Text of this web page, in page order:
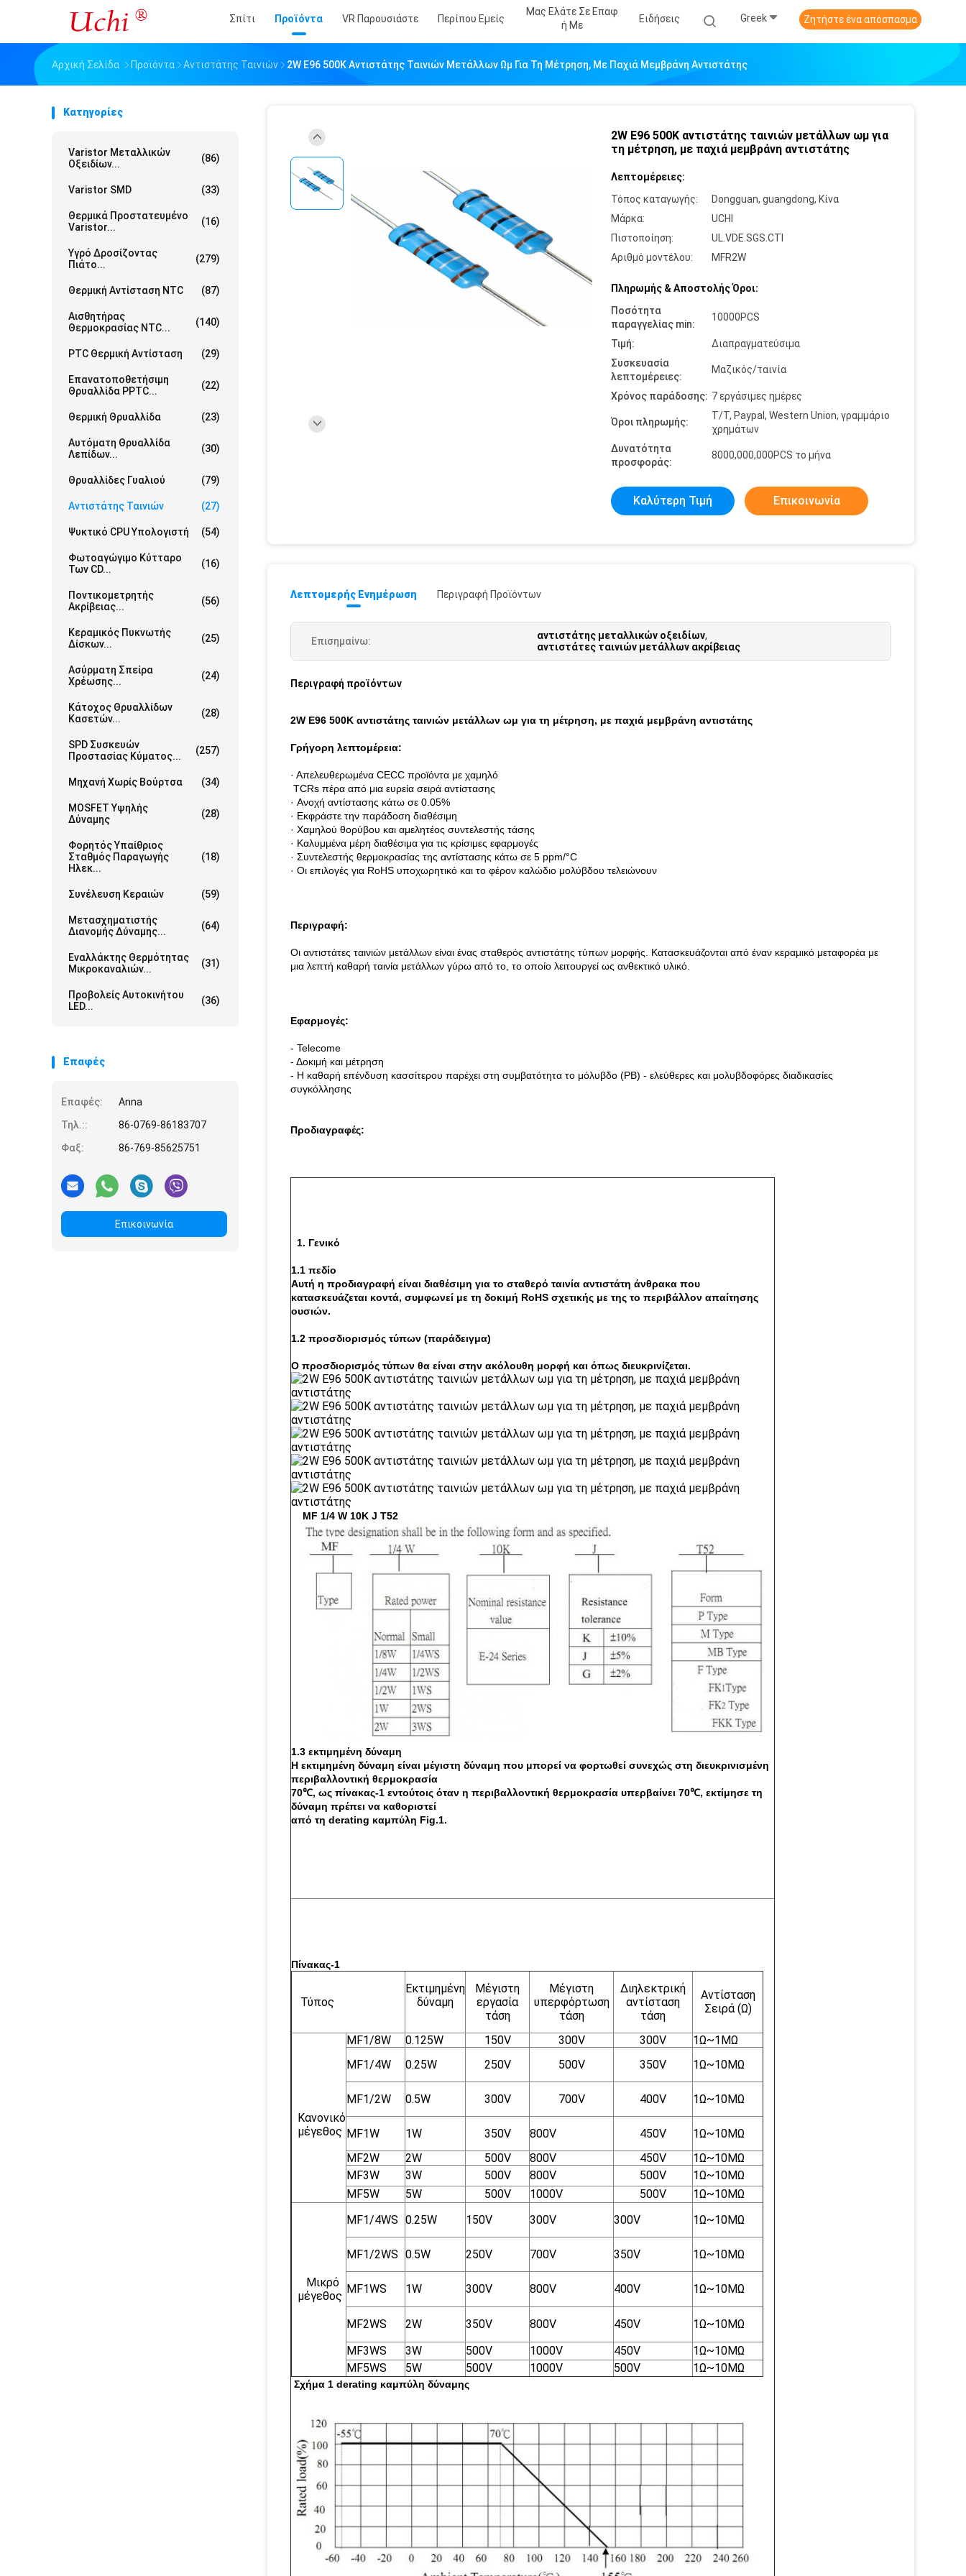
Σπίτι Προϊόντα VR Παρουσιάστε Περίπου Εμείς
Μας Ελάτε Σε Επαφ
Ή Με
Ειδήσεις Greek Ζητήστε ένα απόσπασμα
Αρχική Σελίδα Προϊόντα Αντιστάτης Ταινιών 2W E96 500K Αντιστάτης Ταινιών Μετάλλων Ωμ Για Τη Μέτρηση, Με Παχιά Μεμβράνη Αντιστάτης
Κατηγορίες
Varistor Μεταλλικών
Οξειδίων...
(86)
Varistor SMD (33)
Θερμικά Προστατευμένο
Varistor...
(16)
Υγρό Δροσίζοντας
Πιάτο...
(279)
Θερμική Αντίσταση NTC (87)
Αισθητήρας
Θερμοκρασίας NTC...
(140)
PTC Θερμική Αντίσταση (29)
Επανατοποθετήσιμη
Θρυαλλίδα PPTC...
(22)
Θερμική Θρυαλλίδα (23)
Αυτόματη Θρυαλλίδα
Λεπίδων...
(30)
Θρυαλλίδες Γυαλιού (79)
Αντιστάτης Ταινιών (27)
Ψυκτικό CPU Υπολογιστή (54)
Φωτοαγώγιμο Κύτταρο
Των CD...
(16)
Ποντικομετρητής
Ακρίβειας...
(56)
Κεραμικός Πυκνωτής
Δίσκων...
(25)
Ασύρματη Σπείρα
Χρέωσης...
(24)
Κάτοχος Θρυαλλίδων
Κασετών...
(28)
SPD Συσκευών
Προστασίας Κύματος...
(257)
Μηχανή Χωρίς Βούρτσα (34)
MOSFET Υψηλής
Δύναμης
(28)
Φορητός Υπαίθριος
Σταθμός Παραγωγής
Ηλεκ...
(18)
Συνέλευση Κεραιών (59)
Μετασχηματιστής
Διανομής Δύναμης...
(64)
Εναλλάκτης Θερμότητας
Μικροκαναλιών...
(31)
Προβολείς Αυτοκινήτου
LED...
(36)
Επαφές
Επαφές:
Anna
Τηλ.::
86-0769-86183707
Φαξ:
86-769-85625751
Επικοινωνία
2W E96 500K αντιστάτης ταινιών μετάλλων ωμ για
τη μέτρηση, με παχιά μεμβράνη αντιστάτης
Λεπτομέρειες:
Τόπος καταγωγής:
Dongguan, guangdong, Κίνα
Μάρκα:
UCHI
Πιστοποίηση:
UL.VDE.SGS.CTI
Αριθμό μοντέλου:
MFR2W
Πληρωμής & Αποστολής Όροι:
Ποσότητα
παραγγελίας min:
10000PCS
Τιμή:
Διαπραγματεύσιμα
Συσκευασία
λεπτομέρειες:
Μαζικός/ταινία
Χρόνος παράδοσης: 7 εργάσιμες ημέρες
Όροι πληρωμής:
T/T, Paypal, Western Union, γραμμάριο
χρημάτων
Δυνατότητα
προσφοράς:
8000,000,000PCS το μήνα
Καλύτερη Τιμή Επικοινωνία
Λεπτομερής Ενημέρωση Περιγραφή Προϊόντων
Επισημαίνω: αντιστάτης μεταλλικών οξειδίων,
αντιστάτες ταινιών μετάλλων ακρίβειας
Περιγραφή προϊόντων
2W E96 500K αντιστάτης ταινιών μετάλλων ωμ για τη μέτρηση, με παχιά μεμβράνη αντιστάτης
Γρήγορη λεπτομέρεια:
· Απελευθερωμένα CECC προϊόντα με χαμηλό
TCRs πέρα από μια ευρεία σειρά αντίστασης
· Ανοχή αντίστασης κάτω σε 0.05%
· Εκφράστε την παράδοση διαθέσιμη
· Χαμηλού θορύβου και αμελητέος συντελεστής τάσης
· Καλυμμένα μέρη διαθέσιμα για τις κρίσιμες εφαρμογές
· Συντελεστής θερμοκρασίας της αντίστασης κάτω σε 5 ppm/°C
· Οι επιλογές για RoHS υποχωρητικό και το φέρον καλώδιο μολύβδου τελειώνουν
Περιγραφή:
Οι αντιστάτες ταινιών μετάλλων είναι ένας σταθερός αντιστάτης τύπων μορφής. Κατασκευάζονται από έναν κεραμικό μεταφορέα με
μια λεπτή καθαρή ταινία μετάλλων γύρω από το, το οποίο λειτουργεί ως ανθεκτικό υλικό.
Εφαρμογές:
- Telecome
- Δοκιμή και μέτρηση
- Η καθαρή επένδυση κασσίτερου παρέχει στη συμβατότητα το μόλυβδο (PB) - ελεύθερες και μολυβδοφόρες διαδικασίες
συγκόλλησης
Προδιαγραφές:
1. Γενικό
1.1 πεδίο
Αυτή η προδιαγραφή είναι διαθέσιμη για το σταθερό ταινία αντιστάτη άνθρακα που
κατασκευάζεται κοντά, συμφωνεί με τη δοκιμή RoHS σχετικής με της το περιβάλλον απαίτησης
ουσιών.
1.2 προσδιορισμός τύπων (παράδειγμα)
Ο προσδιορισμός τύπων θα είναι στην ακόλουθη μορφή και όπως διευκρινίζεται.
MF 1/4 W 10K J T52
1.3 εκτιμημένη δύναμη
Η εκτιμημένη δύναμη είναι μέγιστη δύναμη που μπορεί να φορτωθεί συνεχώς στη διευκρινισμένη
περιβαλλοντική θερμοκρασία
70℃, ως πίνακας-1 εντούτοις όταν η περιβαλλοντική θερμοκρασία υπερβαίνει 70℃, εκτίμησε τη
δύναμη πρέπει να καθοριστεί
από τη derating καμπύλη Fig.1.
Πίνακας-1
Τύπος
Εκτιμημένη
δύναμη
Μέγιστη
εργασία
τάση
Μέγιστη
υπερφόρτωση
τάση
Διηλεκτρική
αντίσταση
τάση
Αντίσταση
Σειρά (Ω)
Κανονικό
μέγεθος
MF1/8W 0.125W 150V 300V 300V
1Ω~1MΩ
MF1/4W
0.25W 250V 500V 350V 1Ω~10MΩ
MF1/2W 0.5W 300V 700V 400V 1Ω~10MΩ
MF1W 1W 350V 800V 450V
1Ω~10MΩ
MF2W
2W 500V 800V 450V
1Ω~10MΩ
MF3W
3W 500V 800V 500V
1Ω~10MΩ
MF5W
5W 500V 1000V 500V 1Ω~10MΩ
Μικρό
μέγεθος
MF1/4WS 0.25W 150V 300V 300V 1Ω~10MΩ
MF1/2WS 0.5W 250V 700V 350V 1Ω~10MΩ
MF1WS 1W 300V 800V 400V 1Ω~10MΩ
MF2WS 2W 350V 800V 450V
1Ω~10MΩ
MF3WS
3W 500V 1000V 450V
1Ω~10MΩ
MF5WS
5W 500V 1000V 500V 1Ω~10MΩ
Σχήμα 1 derating καμπύλη δύναμης